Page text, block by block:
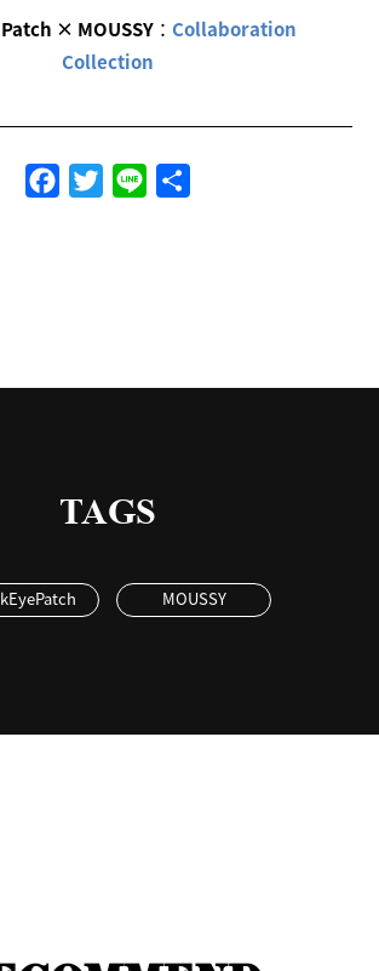
× MOUSSY： Collaboration
Collection
FacebookTwitterLine
TAGS
MOUSSY